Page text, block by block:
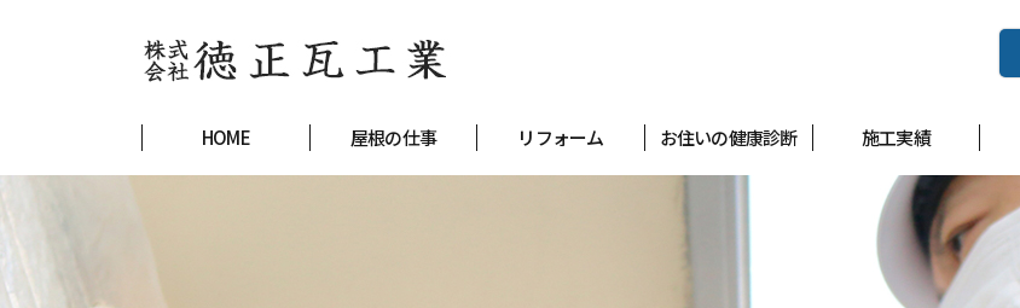
HOME 屋根の仕事 リフォーム お住いの健康診断 施工実績